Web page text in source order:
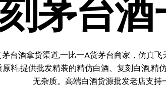
茅台酒
台酒拿货渠道,一比一A货茅台商家，仿真
料;提供批发精装的精仿白酒、复刻白酒,精
无杂质。高端白酒货源批发老店支持